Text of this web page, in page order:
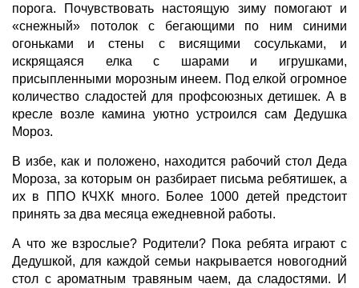
порога. Почувствовать настоящую зиму помогают и
«снежный» потолок с бегающими по ним синими
огоньками и стены с висящими сосульками, и
искрящаяся елка с шарами и игрушками,
присыпленными морозным инеем. Под елкой огромное
количество сладостей для профсоюзных детишек. А в
кресле возле камина уютно устроился сам Дедушка
Мороз.
В избе, как и положено, находится рабочий стол Деда
Мороза, за которым он разбирает письма ребятишек, а
их в ППО КЧХК много. Более 1000 детей предстоит
принять за два месяца ежедневной работы.
А что же взрослые? Родители? Пока ребята играют с
Дедушкой, для каждой семьи накрывается новогодний
стол с ароматным травяным чаем, да сладостями. И